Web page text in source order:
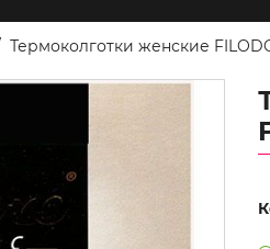
Термоколготки женские